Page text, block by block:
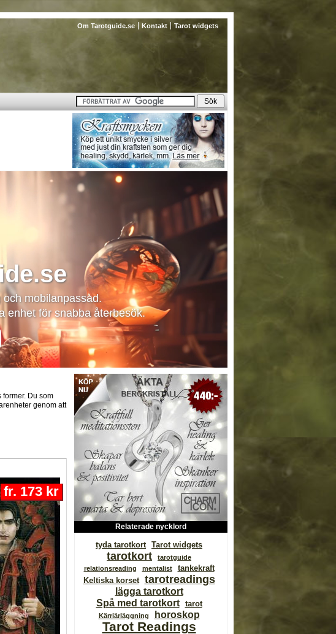
Om Tarotguide.se Kontakt Tarot widgets
mobilanpassad.
enhet för snabba återbesök.
former. Du som
genom att
fr. 173 kr
Relaterade nycklord
tyda tarotkort Tarot widgets
tarotkort
tarotguide
relationsreading
mentalist
tankekraft
Keltiska korset
tarotreadings
lägga tarotkort
Spå med tarotkort
tarot
Kärriärläggning horoskop
Tarot Readings